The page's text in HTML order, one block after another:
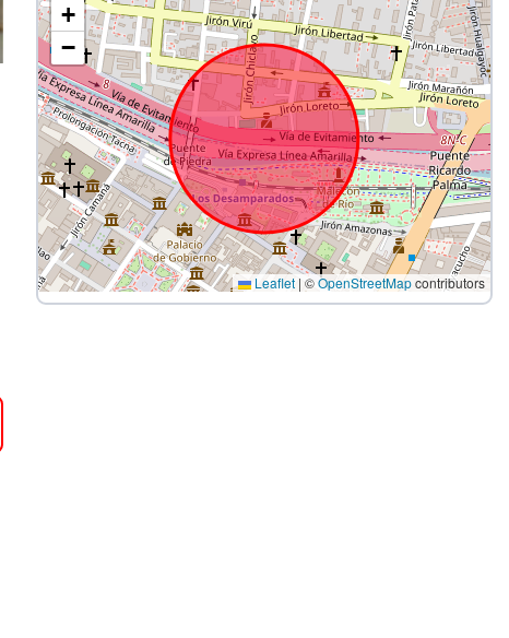
+
−
Leaflet | ©OpenStreetMapcontributors